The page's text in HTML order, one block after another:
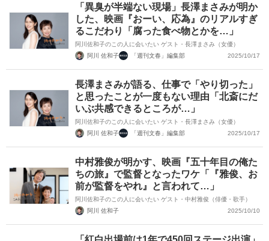
「異臭が半端ない現場」長澤まさみが明か
した、映画『おーい、応為』のリアルすぎ
るこだわり「腐った食べ物とかを…」
阿川佐和子のこの人に会いたい ゲスト・長澤まさみ（女優）
阿川 佐和子
「週刊文春」編集部 2025/10/17
長澤まさみが語る、仕事で「やり切った」
と思ったことが一度もない理由「北斎にだ
いぶ共感できるところが…」
阿川佐和子のこの人に会いたい ゲスト・長澤まさみ（女優）
阿川 佐和子
「週刊文春」編集部 2025/10/17
中村雅俊が明かす、映画『五十年目の俺た
ちの旅』で監督となったワケ「『雅俊、お
前が監督をやれ』と言われて…」
阿川佐和子のこの人に会いたい ゲスト・中村雅俊（俳優・歌手）
阿川 佐和子
2025/10/10